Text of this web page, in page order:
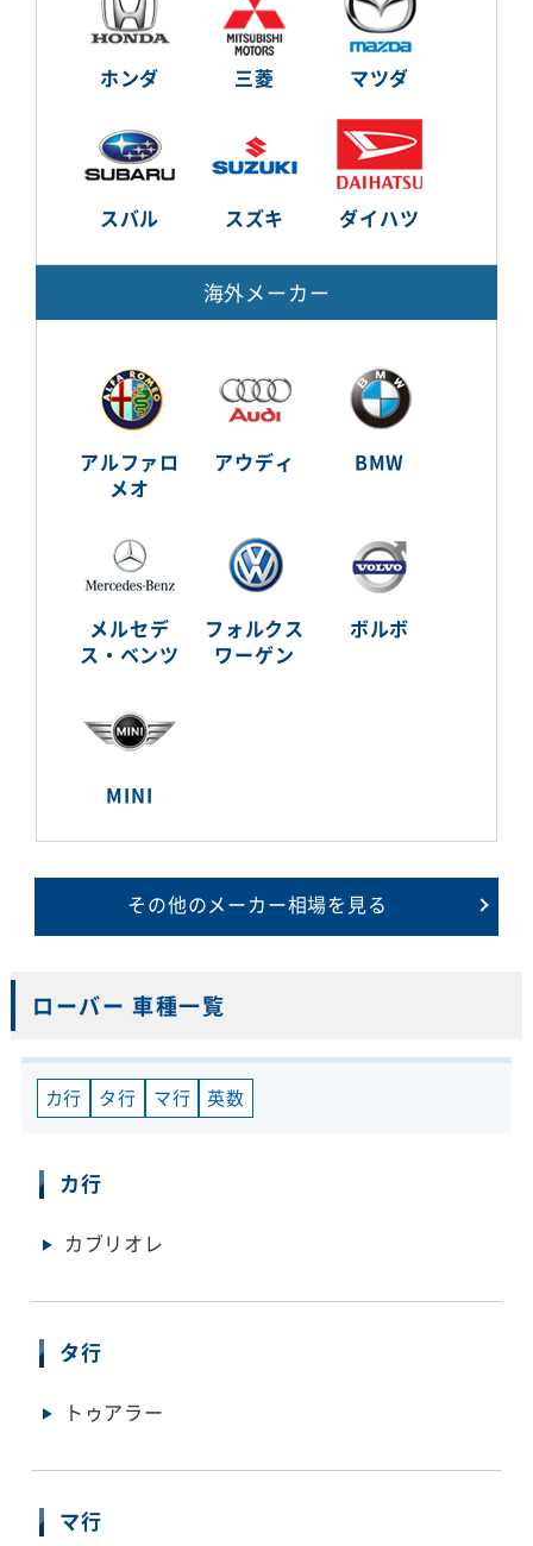
ホンダ 三菱 マツダ
スバル スズキ ダイハツ
海外メーカー
アルファロ
メオ
アウディ BMW
メルセデ
ス・ベンツ
フォルクス
ワーゲン
ボルボ
MINI
その他のメーカー相場を見る
ローバー 車種一覧
カ行 タ行 マ行 英数
カ行
カブリオレ
タ行
トゥアラー
マ行